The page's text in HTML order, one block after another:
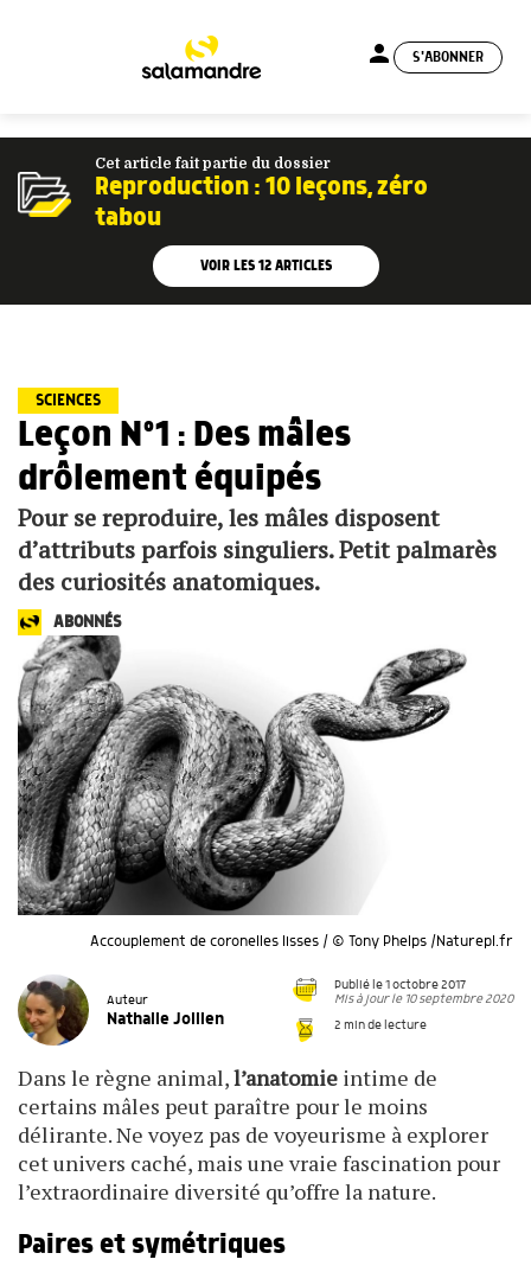
person S'ABONNER
Cet article fait partie du dossier
Reproduction : 10 leçons, zéro
tabou
VOIR LES 12ARTICLES
SCIENCES
Leçon N°1 : Des mâles
drôlement équipés
Pour se reproduire, les mâles disposent
d’attributs parfois singuliers. Petit palmarès
des curiosités anatomiques.
ABONNÉS
Accouplement de coronelles lisses / © Tony Phelps /Naturepl.fr
Auteur
Nathalie Jollien
Publié le 1 octobre 2017
Mis à jour le 10 septembre 2020
2 min de lecture
Dans le règne animal,l’anatomie intime de
certains mâles peut paraître pour le moins
délirante. Ne voyez pas de voyeurisme à explorer
cet univers caché, mais une vraie fascination pour
l’extraordinaire diversité qu’offre la nature.
Paires et symétriques